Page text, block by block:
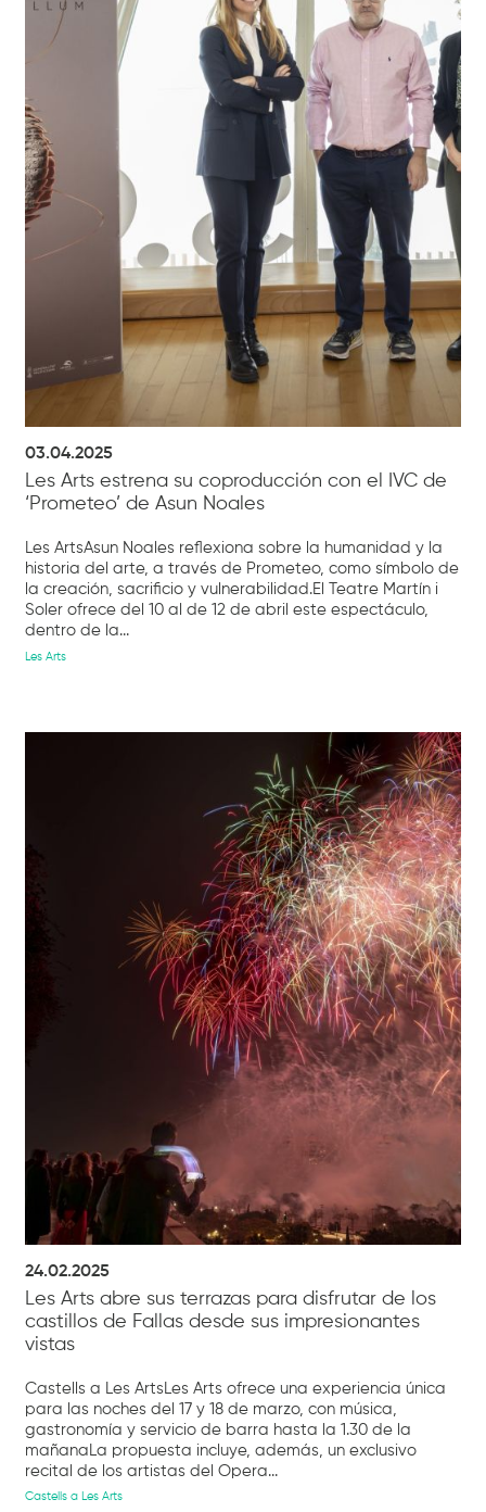
03.04.2025
Les Arts estrena su coproducción con el IVC de
‘Prometeo’ de Asun Noales
Les ArtsAsun Noales reflexiona sobre la humanidad y la
historia del arte, a través de Prometeo, como símbolo de
la creación, sacrificio y vulnerabilidad.El Teatre Martín i
Soler ofrece del 10 al de 12 de abril este espectáculo,
dentro de la...
Les Arts
24.02.2025
Les Arts abre sus terrazas para disfrutar de los
castillos de Fallas desde sus impresionantes
vistas
Castells a Les ArtsLes Arts ofrece una experiencia única
para las noches del 17 y 18 de marzo, con música,
gastronomía y servicio de barra hasta la 1.30 de la
mañanaLa propuesta incluye, además, un exclusivo
recital de los artistas del Opera...
Castells a Les Arts